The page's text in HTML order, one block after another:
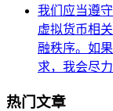
我们应当遵
虚拟货币相
融秩序。如
求，我会尽
热门文章